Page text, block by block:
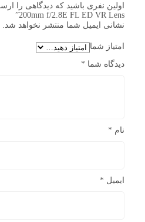
200mm f/2.8E FL ED VR Lens”
نشانی ایمیل شما منتشر نخواهد شد.
امتیاز شما
دیدگاه شما *
نام *
ایمیل *